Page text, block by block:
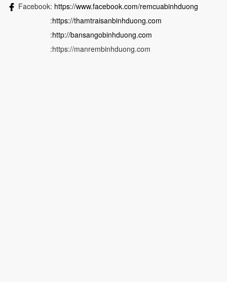
Facebook: https://www.facebook.com/remcuabinhduong
:https://thamtraisanbinhduong.com
:http://bansangobinhduong.com
:https://manrembinhduong.com